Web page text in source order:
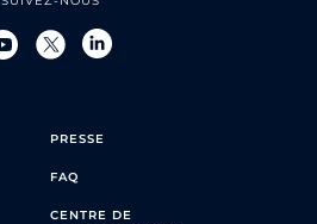
PRESSE
FAQ
CENTRE DE